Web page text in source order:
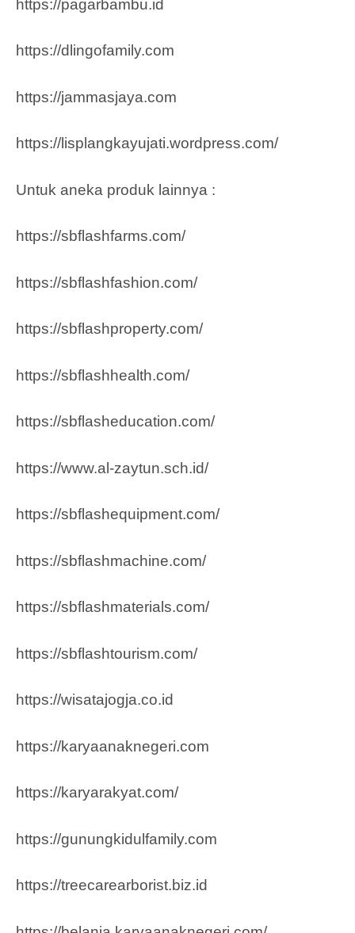
https://pagarbambu.id
https://dlingofamily.com
https://jammasjaya.com
https://lisplangkayujati.wordpress.com/
Untuk aneka produk lainnya :
https://sbflashfarms.com/
https://sbflashfashion.com/
https://sbflashproperty.com/
https://sbflashhealth.com/
https://sbflasheducation.com/
https://www.al-zaytun.sch.id/
https://sbflashequipment.com/
https://sbflashmachine.com/
https://sbflashmaterials.com/
https://sbflashtourism.com/
https://wisatajogja.co.id
https://karyaanaknegeri.com
https://karyarakyat.com/
https://gunungkidulfamily.com
https://treecarearborist.biz.id